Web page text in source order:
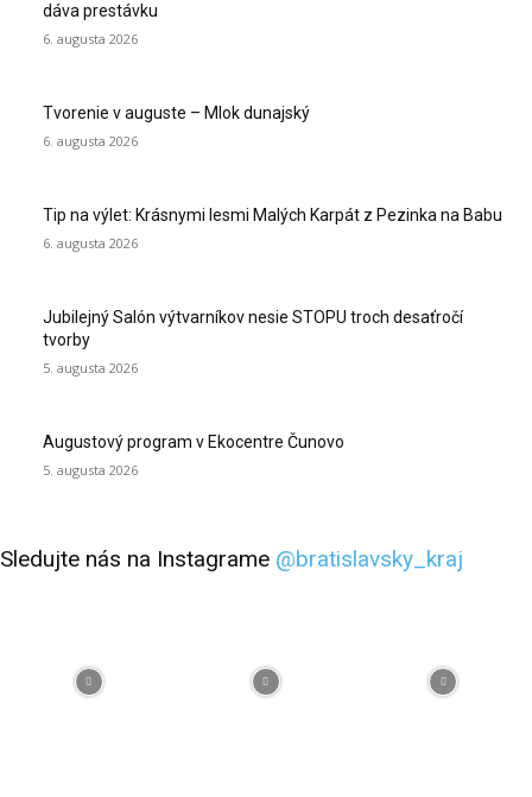
dáva prestávku
6. augusta 2026
Tvorenie v auguste – Mlok dunajský
6. augusta 2026
Tip na výlet: Krásnymi lesmi Malých Karpát z Pezinka na Babu
6. augusta 2026
Jubilejný Salón výtvarníkov nesie STOPU troch desaťročí
tvorby
5. augusta 2026
Augustový program v Ekocentre Čunovo
5. augusta 2026
Sledujte nás na Instagrame @bratislavsky_kraj